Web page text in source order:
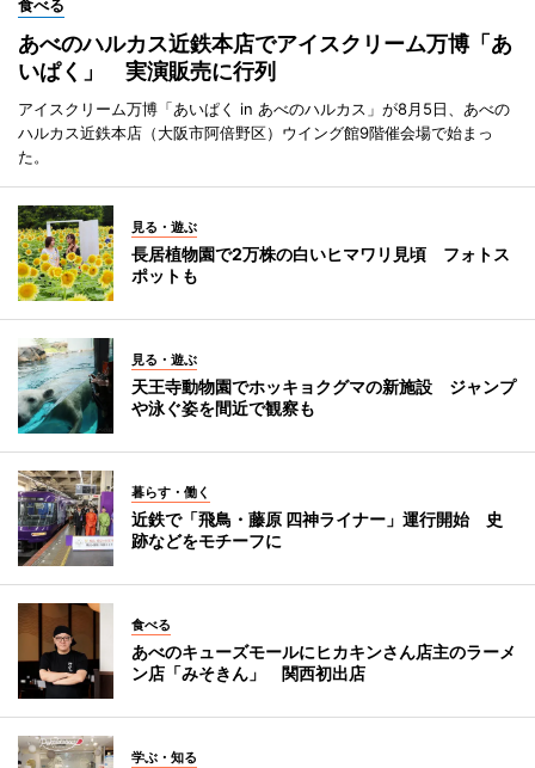
食べる
あべのハルカス近鉄本店でアイスクリーム万博「あ
いぱく」 実演販売に行列
アイスクリーム万博「あいぱく in あべのハルカス」が8月5日、あべの
ハルカス近鉄本店（大阪市阿倍野区）ウイング館9階催会場で始まっ
た。
見る・遊ぶ
長居植物園で2万株の白いヒマワリ見頃 フォトス
ポットも
見る・遊ぶ
天王寺動物園でホッキョクグマの新施設 ジャンプ
や泳ぐ姿を間近で観察も
暮らす・働く
近鉄で「飛鳥・藤原 四神ライナー」運行開始 史
跡などをモチーフに
食べる
あべのキューズモールにヒカキンさん店主のラーメ
ン店「みそきん」 関西初出店
学ぶ・知る